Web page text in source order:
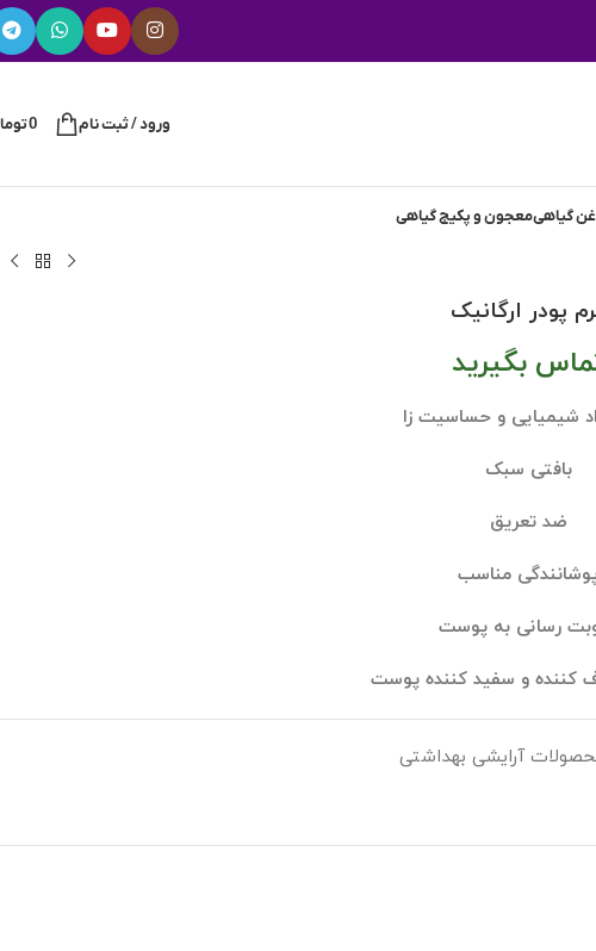
ورود / ثبت نام 0
گیاهیمعجون و پکیج گیاهی
پودر ارگانیک
بگیرید
شیمیایی و حساسیت زا
بافتی سبک
ضد تعریق
مناسب
رسانی به پوست
کننده و سفید کننده پوست
آرایشی بهداشتی